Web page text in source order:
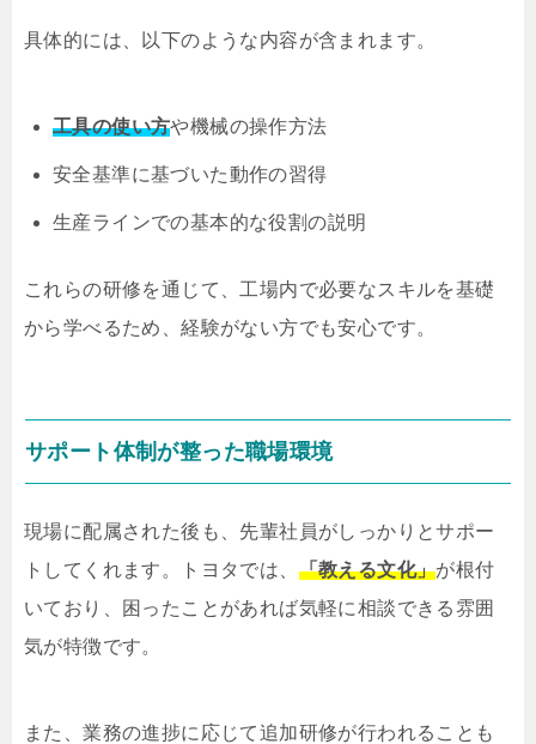
具体的には、以下のような内容が含まれます。
工具の使い方や機械の操作方法
安全基準に基づいた動作の習得
生産ラインでの基本的な役割の説明
これらの研修を通じて、工場内で必要なスキルを基礎
から学べるため、経験がない方でも安心です。
サポート体制が整った職場環境
現場に配属された後も、先輩社員がしっかりとサポー
トしてくれます。トヨタでは、 「教える文化」が根付
いており、困ったことがあれば気軽に相談できる雰囲
気が特徴です。
また、業務の進捗に応じて追加研修が行われることも